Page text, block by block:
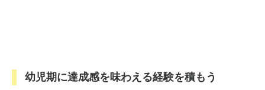
幼児期に達成感を味わえる経験を積もう